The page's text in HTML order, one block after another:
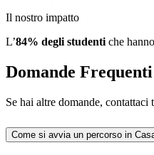
Il nostro impatto
L’84% degli studenti che
Domande Frequenti
Se hai altre domande,
Come si avvia un percorso in